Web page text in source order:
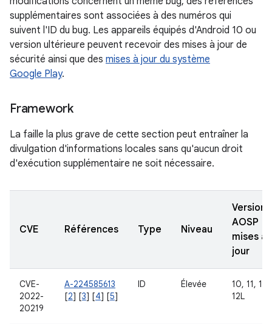
supplémentaires sont associées à des numéros qui
suivent l'ID du bug. Les appareils équipés d'Android 10 ou
version ultérieure peuvent recevoir des mises à jour de
sécurité ainsi que des mises à jour du système
Google Play.
Framework
La faille la plus grave de cette section peut entraîner la
divulgation d'informations locales sans qu'aucun droit
d'exécution supplémentaire ne soit nécessaire.
CVE Références Type Niveau
Versions
AOSP
mises à
jour
CVE-
2022-
20219
A-224585613
[2] [3] [4] [5]
ID Élevée
10, 11, 12,
12L